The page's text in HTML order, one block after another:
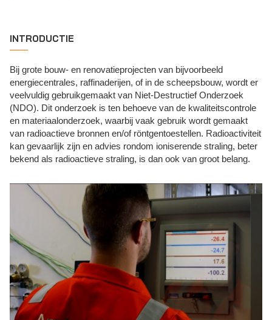
INTRODUCTIE
Bij grote bouw- en renovatieprojecten van bijvoorbeeld
energiecentrales, raffinaderijen, of in de scheepsbouw, wordt er
veelvuldig gebruikgemaakt van Niet-Destructief Onderzoek
(NDO). Dit onderzoek is ten behoeve van de kwaliteitscontrole
en materiaalonderzoek, waarbij vaak gebruik wordt gemaakt
van radioactieve bronnen en/of röntgentoestellen. Radioactiviteit
kan gevaarlijk zijn en advies rondom ioniserende straling, beter
bekend als radioactieve straling, is dan ook van groot belang.